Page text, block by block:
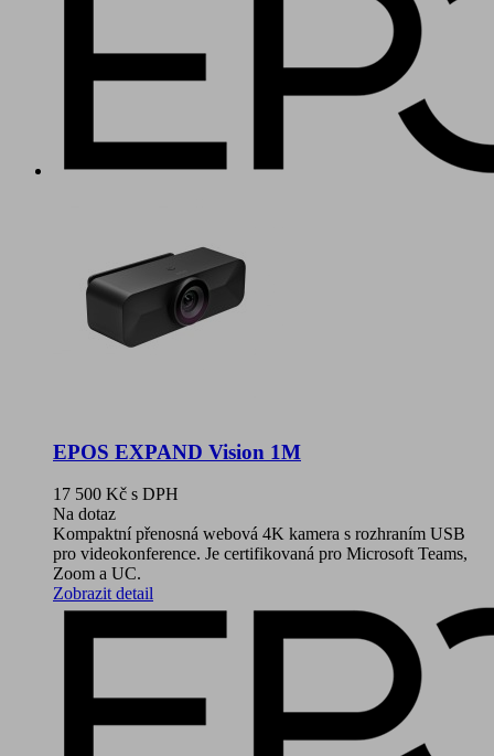
EPOS EXPAND Vision 1M
17 500 Kč s DPH
Na dotaz
Kompaktní přenosná webová 4K kamera s rozhraním USB
pro videokonference. Je certifikovaná pro Microsoft Teams,
Zoom a UC.
Zobrazit detail